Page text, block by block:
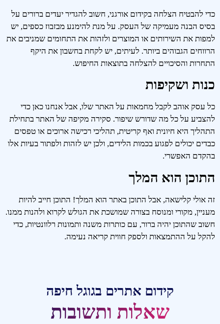
כדי להבטיח הצלחה בקידום אורגני, חשוב להגדיר יעדים ברורים על
בסיס הבנה מעמיקה של העסק. על מנת להימנע מבזבוז כספים, יש
למפות את השירותים או המוצרים ולזהות את התחומים שמניבים את
הרווחים הגבוהים ביותר. לעיתים, יש לקחת בחשבון את היקף
התחרות והסיכויים להצלחה בתוצאות החיפוש.
כנות ושקיפות
כל עסק אוהב לקבל מחמאות על האתר שלו, אבל אנחנו כאן כדי
להצביע על כל מה שדורש שיפור. סקירה מקיפה של האתר בתחילת
התהליך היא חיונית ואף קריטית, תהליכי רכישה ארוכים או טפסים
כבדים יכולים לפגוע בכמות הלידים, ולכן יש לזהות ולפתור בעיות אלו
בהקדם האפשרי.
התוכן הוא המלך
זה אולי קלישאה, אבל התוכן באתר הוא המלך! התוכן חייב להיות
מעניין, מקורי ומנוסח בצורה שמושכת את הגולש לקרוא ולהנות ממנו.
חשוב שהתוכן יהיה ברור, עם כותרות משנה ותמונות רלוונטיות, כדי
להקל על ההתמצאות ולספק חווית קריאה נעימה.
קידום אתרים בגוגל חיפה
שאלות ותשובות